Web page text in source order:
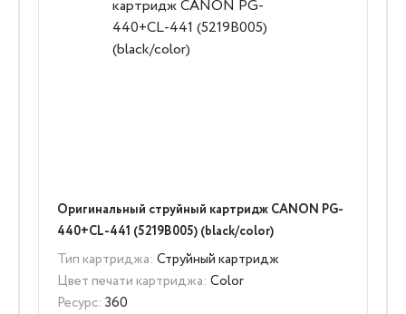
Оригинальный струйный картридж CANON PG-
440+CL-441 (5219B005) (black/color)
Тип картриджа: Струйный картридж
Цвет печати картриджа: Color
Ресурс: 360